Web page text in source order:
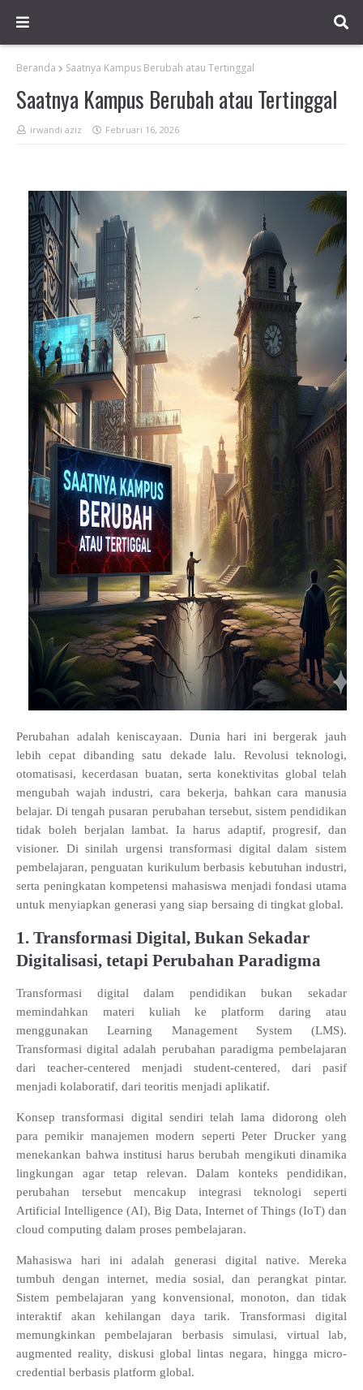
Beranda Saatnya Kampus Berubah atau Tertinggal
Saatnya Kampus Berubah atau Tertinggal
irwandi aziz Februari 16, 2026
Perubahan adalah keniscayaan. Dunia hari ini bergerak jauh
lebih cepat dibanding satu dekade lalu. Revolusi teknologi,
otomatisasi, kecerdasan buatan, serta konektivitas global telah
mengubah wajah industri, cara bekerja, bahkan cara manusia
belajar. Di tengah pusaran perubahan tersebut, sistem pendidikan
tidak boleh berjalan lambat. Ia harus adaptif, progresif, dan
visioner. Di sinilah urgensi transformasi digital dalam sistem
pembelajaran, penguatan kurikulum berbasis kebutuhan industri,
serta peningkatan kompetensi mahasiswa menjadi fondasi utama
untuk menyiapkan generasi yang siap bersaing di tingkat global.
1. Transformasi Digital, Bukan Sekadar
Digitalisasi, tetapi Perubahan Paradigma
Transformasi digital dalam pendidikan bukan sekadar
memindahkan materi kuliah ke platform daring atau
menggunakan Learning Management System (LMS).
Transformasi digital adalah perubahan paradigma pembelajaran
dari teacher-centered menjadi student-centered, dari pasif
menjadi kolaboratif, dari teoritis menjadi aplikatif.
Konsep transformasi digital sendiri telah lama didorong oleh
para pemikir manajemen modern seperti Peter Drucker yang
menekankan bahwa institusi harus berubah mengikuti dinamika
lingkungan agar tetap relevan. Dalam konteks pendidikan,
perubahan tersebut mencakup integrasi teknologi seperti
Artificial Intelligence (AI), Big Data, Internet of Things (IoT) dan
cloud computing dalam proses pembelajaran.
Mahasiswa hari ini adalah generasi digital native. Mereka
tumbuh dengan internet, media sosial, dan perangkat pintar.
Sistem pembelajaran yang konvensional, monoton, dan tidak
interaktif akan kehilangan daya tarik. Transformasi digital
memungkinkan pembelajaran berbasis simulasi, virtual lab,
augmented reality, diskusi global lintas negara, hingga micro-
credential berbasis platform global.